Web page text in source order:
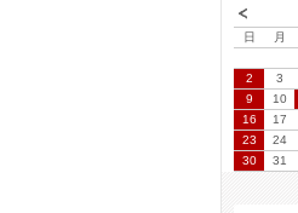
日 月
2
3
9
10
16
17
23
24
30
31